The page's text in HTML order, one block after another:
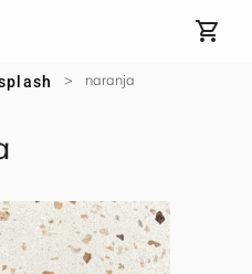
shopping_cart
> naranja